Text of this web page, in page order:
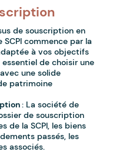
de souscription en
commence par la
à vos objectifs
de choisir une
une solide
patrimoine
: La société de
de souscription
de la SCPI, les biens
passés, les
associés.